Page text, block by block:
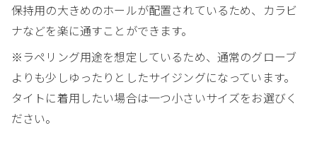
保持用の大きめのホールが配置されているため、カラビ
ナなどを楽に通すことができます。
※ラペリング用途を想定しているため、通常のグローブ
よりも少しゆったりとしたサイジングになっています。
タイトに着用したい場合は一つ小さいサイズをお選びく
ださい。